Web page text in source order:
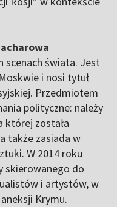
scenach świata. Jest
i nosi tytuł
Przedmiotem
polityczne: należy
której została
także zasiada w
W 2014 roku
skierowanego do
i artystów, w
Krymu.